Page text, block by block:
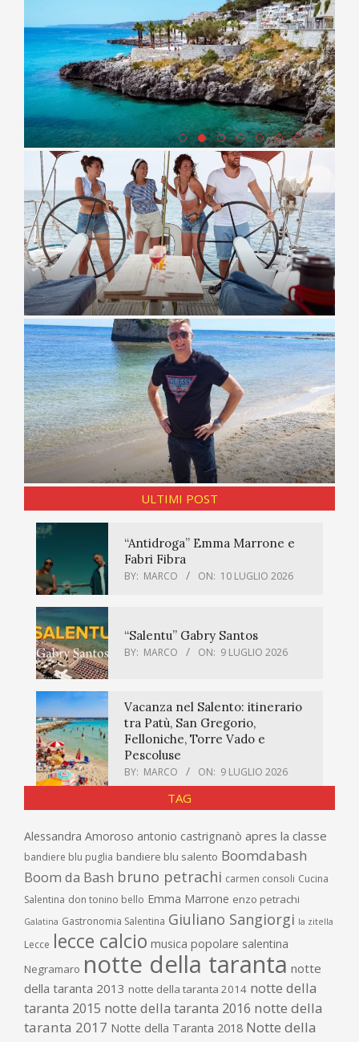
ULTIMI POST
“Antidroga” Emma Marrone e
Fabri Fibra
BY: MARCO ON: 10 LUGLIO 2026
“Salentu” Gabry Santos
BY: MARCO ON: 9 LUGLIO 2026
Vacanza nel Salento: itinerario
tra Patù, San Gregorio,
Felloniche, Torre Vado e
Pescoluse
BY: MARCO ON: 9 LUGLIO 2026
TAG
Alessandra Amoroso antonio castrignanò apres la classe
bandiere blu puglia bandiere blu salento Boomdabash
Boom da Bash bruno petrachi carmen consoli Cucina
Salentina don tonino bello Emma Marrone enzo petrachi
Galatina Gastronomia Salentina Giuliano Sangiorgi la zitella
Lecce lecce calcio musica popolare salentina
Negramaro notte della taranta notte
della taranta 2013 notte della taranta 2014 notte della
taranta 2015 notte della taranta 2016 notte della
taranta 2017 Notte della Taranta 2018 Notte della